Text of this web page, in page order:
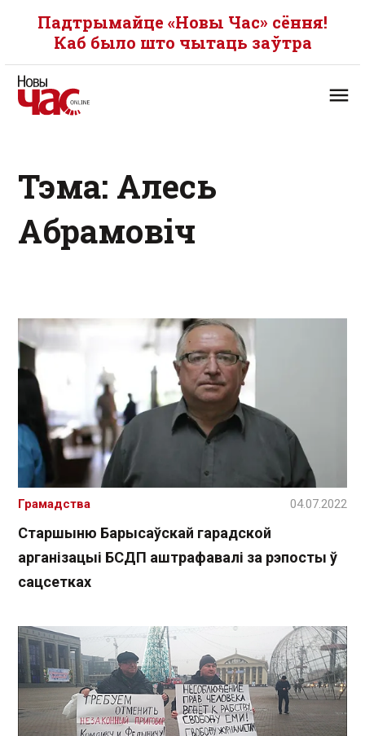
Падтрымайце «Новы Час» сёння!
Каб было што чытаць заўтра
Тэма: Алесь
Абрамовіч
Старшыню Барысаўскай гарадской
арганізацыі БСДП аштрафавалі за рэпосты ў
сацсетках
Грамадства 04.07.2022